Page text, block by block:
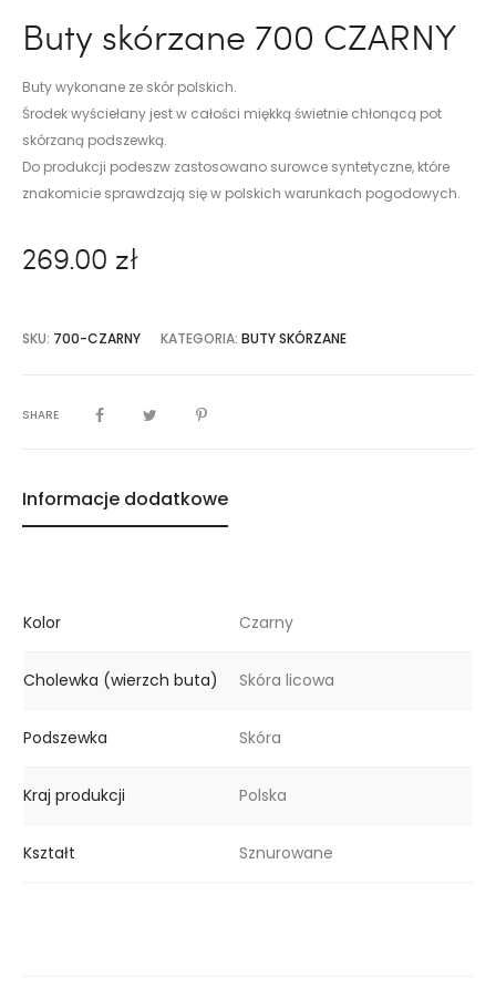
Buty skórzane 700 CZARNY
Buty wykonane ze skór polskich.
Środek wyściełany jest w całości miękką świetnie chłonącą pot
skórzaną podszewką.
Do produkcji podeszw zastosowano surowce syntetyczne, które
znakomicie sprawdzają się w polskich warunkach pogodowych.
269.00 zł
SKU: 700-CZARNY KATEGORIA: BUTY SKÓRZANE
SHARE
Informacje dodatkowe
Kolor Czarny
Cholewka (wierzch buta) Skóra licowa
Podszewka Skóra
Kraj produkcji Polska
Kształt Sznurowane